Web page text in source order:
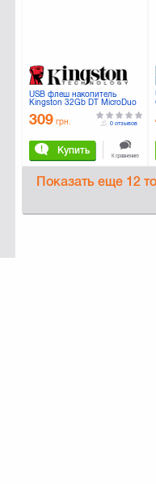
USB флеш накопитель
Kingston 32Gb DT MicroDuo
309 грн.
Купить
0 отзывов
К сравнению
Показать еще 12